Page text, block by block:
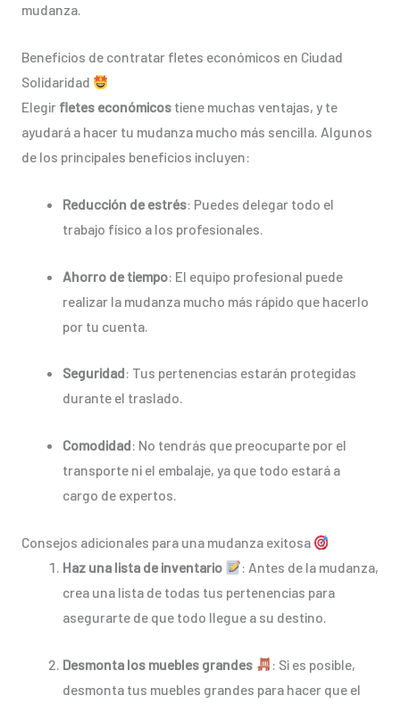
mudanza.
Beneficios de contratar fletes económicos en Ciudad
Solidaridad
Elegir fletes económicos tiene muchas ventajas, y te
ayudará a hacer tu mudanza mucho más sencilla. Algunos
de los principales beneficios incluyen:
Reducción de estrés: Puedes delegar todo el
trabajo físico a los profesionales.
Ahorro de tiempo: El equipo profesional puede
realizar la mudanza mucho más rápido que hacerlo
por tu cuenta.
Seguridad: Tus pertenencias estarán protegidas
durante el traslado.
Comodidad: No tendrás que preocuparte por el
transporte ni el embalaje, ya que todo estará a
cargo de expertos.
Consejos adicionales para una mudanza exitosa
Haz una lista de inventario
: Antes de la mudanza,
crea una lista de todas tus pertenencias para
asegurarte de que todo llegue a su destino.
Desmonta los muebles grandes
: Si es posible,
desmonta tus muebles grandes para hacer que el